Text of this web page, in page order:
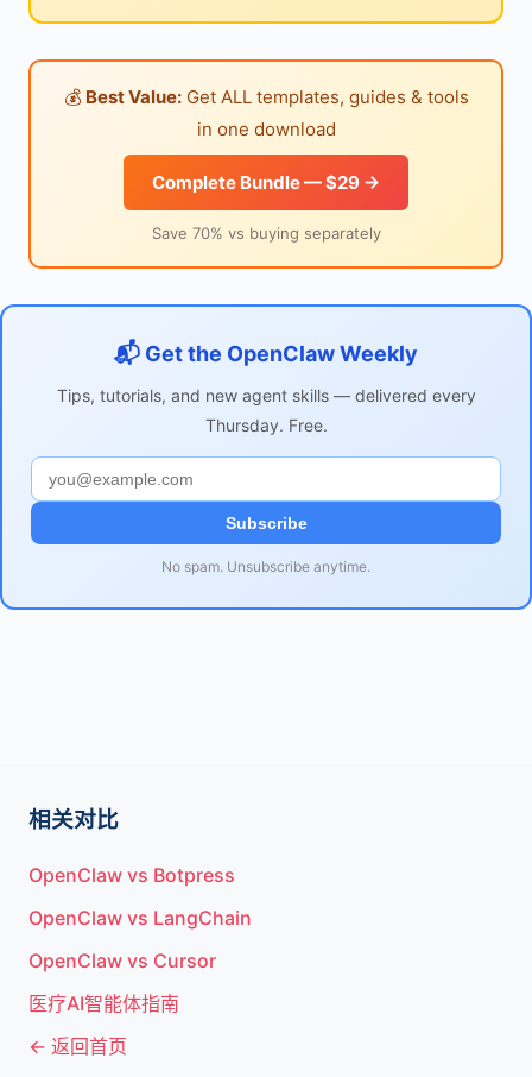
💰 Best Value:Get ALL templates, guides & tools
in one download
Complete Bundle — $29 →
Save 70% vs buying separately
📬 Get the OpenClaw Weekly
Tips, tutorials, and new agent skills — delivered every
Thursday. Free.
Subscribe
No spam. Unsubscribe anytime.
相关对比
OpenClaw vs Botpress
OpenClaw vs LangChain
OpenClaw vs Cursor
医疗AI智能体指南
← 返回首页